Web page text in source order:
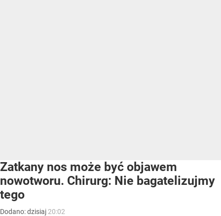
Zatkany nos może być objawem
nowotworu. Chirurg: Nie bagatelizujmy
tego
Dodano:dzisiaj 20:02